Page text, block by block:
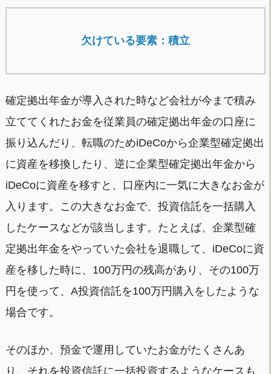
欠けている要素：積立
確定拠出年金が導入された時など会社が今まで積み
立ててくれたお金を従業員の確定拠出年金の口座に
振り込んだり、転職のためiDeCoから企業型確定拠出
に資産を移換したり、逆に企業型確定拠出年金から
iDeCoに資産を移すと、口座内に一気に大きなお金が
入ります。この大きなお金で、投資信託を一括購入
したケースなどが該当します。たとえば、企業型確
定拠出年金をやっていた会社を退職して、iDeCoに資
産を移した時に、100万円の残高があり、その100万
円を使って、A投資信託を100万円購入をしたような
場合です。
そのほか、預金で運用していたお金がたくさんあ
り、それを投資信託に一括投資するようなケースも